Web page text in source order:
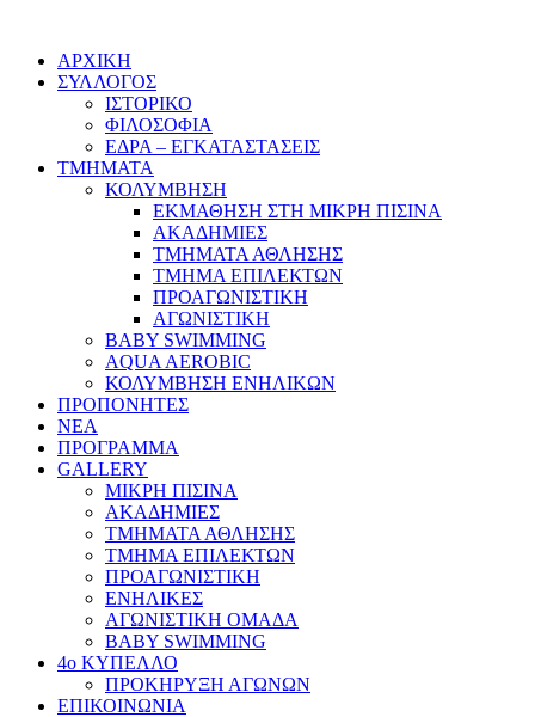
ΑΡΧΙΚΗ
ΣΥΛΛΟΓΟΣ
ΙΣΤΟΡΙΚΟ
ΦΙΛΟΣΟΦΙΑ
ΕΔΡΑ – ΕΓΚΑΤΑΣΤΑΣΕΙΣ
ΤΜΗΜΑΤΑ
ΚΟΛΥΜΒΗΣΗ
ΕΚΜΑΘΗΣΗ ΣΤΗ ΜΙΚΡΗ ΠΙΣΙΝΑ
ΑΚΑΔΗΜΙΕΣ
ΤΜΗΜΑΤΑ ΑΘΛΗΣΗΣ
ΤΜΗΜΑ ΕΠΙΛΕΚΤΩΝ
ΠΡΟΑΓΩΝΙΣΤΙΚΗ
ΑΓΩΝΙΣΤΙΚΗ
BABY SWIMMING
AQUA AEROBIC
ΚΟΛΥΜΒΗΣΗ ΕΝΗΛΙΚΩΝ
ΠΡΟΠΟΝΗΤΕΣ
ΝΕΑ
ΠΡΟΓΡΑΜΜΑ
GALLERY
ΜΙΚΡΗ ΠΙΣΙΝΑ
ΑΚΑΔΗΜΙΕΣ
ΤΜΗΜΑΤΑ ΑΘΛΗΣΗΣ
ΤΜΗΜΑ ΕΠΙΛΕΚΤΩΝ
ΠΡΟΑΓΩΝΙΣΤΙΚΗ
ΕΝΗΛΙΚΕΣ
ΑΓΩΝΙΣΤΙΚΗ ΟΜΑΔΑ
BABY SWIMMING
4ο ΚΥΠΕΛΛΟ
ΠΡΟΚΗΡΥΞΗ ΑΓΩΝΩΝ
ΕΠΙΚΟΙΝΩΝΙΑ